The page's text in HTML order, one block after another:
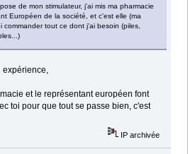
de mon stimulateur, j'ai mis ma pharmacie
Européen de la société, et c'est elle (ma
commander tout ce dont j'ai besoin (piles,
et le représentant européen font
toi pour que tout se passe bien, c'est
IP archivée